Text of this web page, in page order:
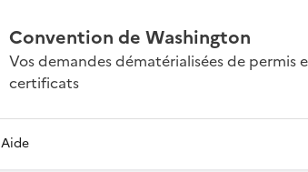
Convention de Washington
Vos demandes dématérialisées de permis
certificats
Aide